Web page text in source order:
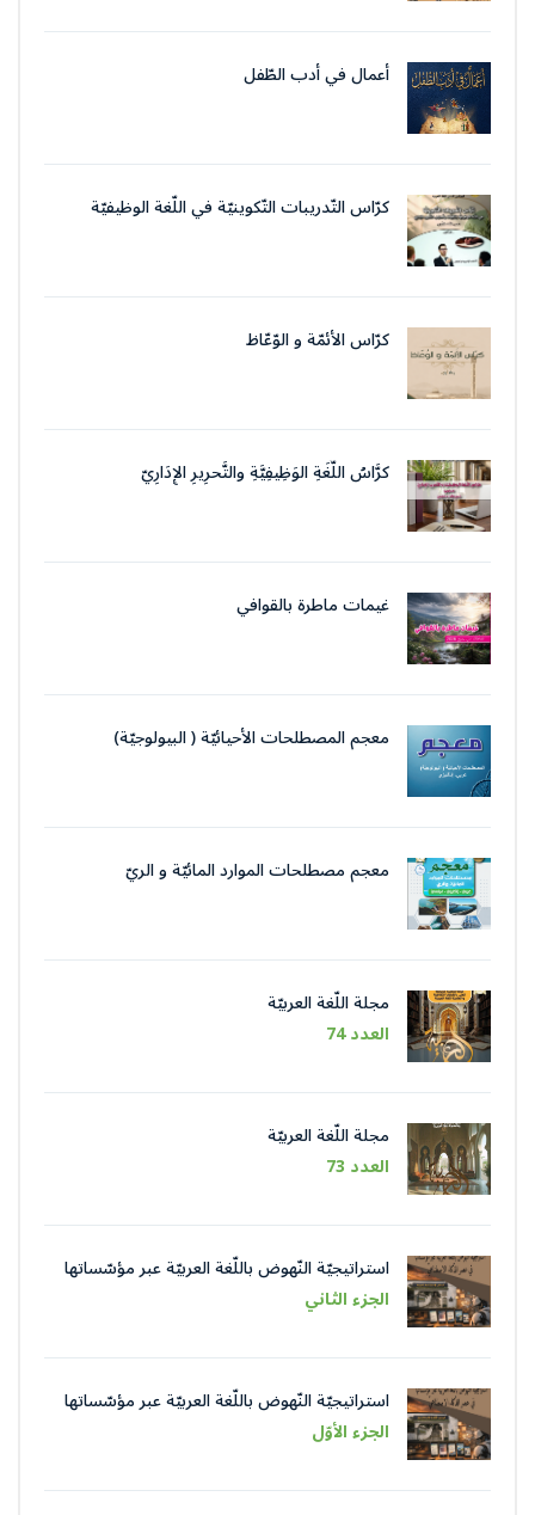
أعمال في أدب الطّفل
كرّاس التّدريبات التّكوينيّة في اللّغة الوظيفيّة
كرّاس الأئمّة و الوّعّاظ
كرَّاسُ اللُّغَةِ الوَظِيفِيَّةِ والتَّحرِيرِ الإِدَارِيّ
غيمات ماطرة بالقوافي
معجم المصطلحات الأحيائيّة ( البيولوجيّة)
معجم مصطلحات الموارد المائيّة و الريّ
مجلة اللّغة العربيّة
العدد 74
مجلة اللّغة العربيّة
العدد 73
استراتيجيّة النّهوض باللّغة العربيّة عبر مؤسّساتها
في عصر الذّكاء الاصطناعيّ
الجزء الثاني
استراتيجيّة النّهوض باللّغة العربيّة عبر مؤسّساتها
في عصر الذّكاء الاصطناعيّ
الجزء الأوّل